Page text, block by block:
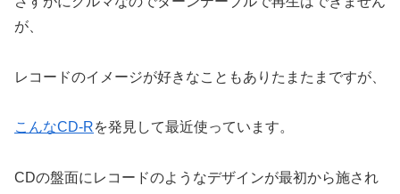
が、
レコードのイメージが好きなこともありたまたまですが、
こんなCD-Rを発見して最近使っています。
CDの盤面にレコードのようなデザインが最初から施され